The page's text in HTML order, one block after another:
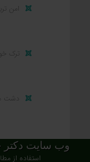
وب سایت دکتر
استفاده از